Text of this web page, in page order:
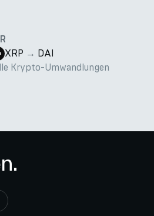
XRP → DAI
Krypto-Umwandlungen